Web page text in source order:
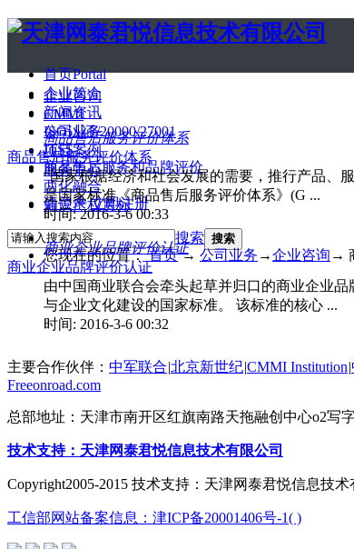
首页Portal
企业简介
新闻资讯
公司业务
项目案例
服务中心
请登录 立即注册
搜索 搜索
企业咨询
CMMI
ISO认证/20000/27001
ITSS
商品售后服务和品牌评价
两化融合
知识产权贯标
您现在的位置： 首页 → 公司业务 →企业咨询 →
商品售后服务评价体系
商品售后服务评价体系
“国家根据经济和社会发展的需要，推行产品、
是国家标准《商品售后服务评价体系》(G ...
时间: 2016-3-6 00:33
商业企业品牌评价认证
商业企业品牌评价认证
由中国商业联合会牵头起草并归口的商业企业
与企业文化建设的国家标准。 该标准的核心 ...
时间: 2016-3-6 00:32
主要合作伙伴： 中军联合|北京新世纪|CMMI Institution|
Freeonroad.com
总部地址：天津市南开区红旗南路天拖融创中心o2写
技术支持：天津网泰君悦信息技术有限公司
Copyright2005-2015 技术支持：天津网泰君悦信息技术
工信部网站备案信息：津ICP备20001406号-1( )